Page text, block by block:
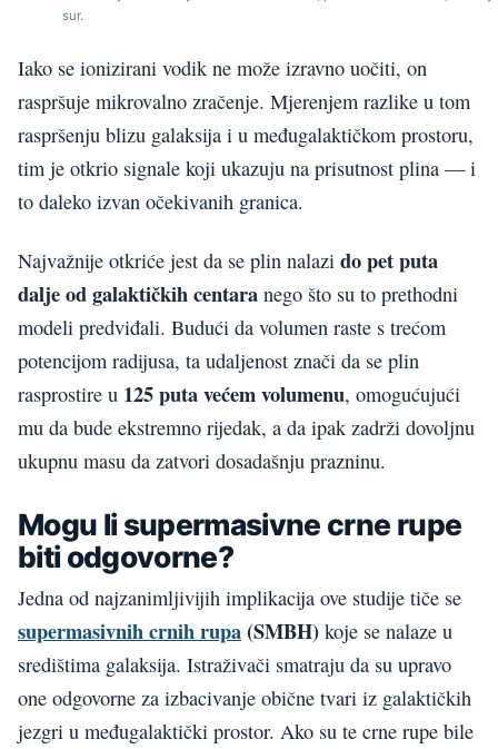
sur.
Iako se ionizirani vodik ne može izravno uočiti, on
raspršuje mikrovalno zračenje. Mjerenjem razlike u tom
raspršenju blizu galaksija i u međugalaktičkom prostoru,
tim je otkrio signale koji ukazuju na prisutnost plina — i
to daleko izvan očekivanih granica.
Najvažnije otkriće jest da se plin nalazi do pet puta
dalje od galaktičkih centara nego što su to prethodni
modeli predviđali. Budući da volumen raste s trećom
potencijom radijusa, ta udaljenost znači da se plin
rasprostire u 125 puta većem volumenu, omogućujući
mu da bude ekstremno rijedak, a da ipak zadrži dovoljnu
ukupnu masu da zatvori dosadašnju prazninu.
Mogu li supermasivne crne rupe
biti odgovorne?
Jedna od najzanimljivijih implikacija ove studije tiče se
supermasivnih crnih rupa(SMBH) koje se nalaze u
središtima galaksija. Istraživači smatraju da su upravo
one odgovorne za izbacivanje obične tvari iz galaktičkih
jezgri u međugalaktički prostor. Ako su te crne rupe bile